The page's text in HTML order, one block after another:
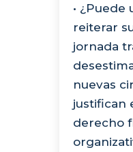
•
reiterar
jornada
nuevas
justifican
derecho